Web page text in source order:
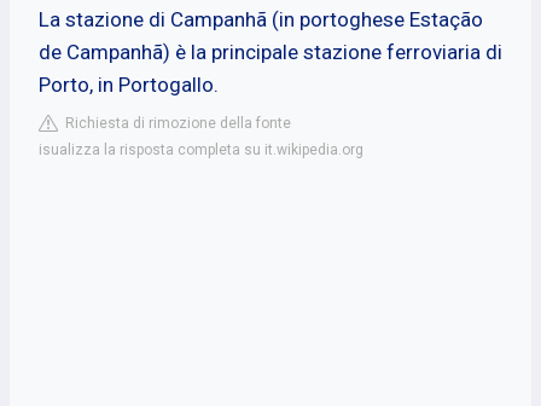
La stazione di Campanhã (in portoghese Estação
de Campanhã) è la principale stazione ferroviaria di
Porto, in Portogallo.
Richiesta di rimozione della fonte
isualizza la risposta completa su it.wikipedia.org